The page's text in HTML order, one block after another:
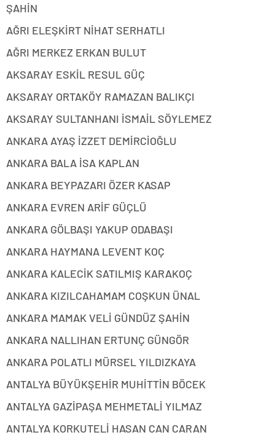
ŞAHİN
AĞRI ELEŞKİRT NİHAT SERHATLI
AĞRI MERKEZ ERKAN BULUT
AKSARAY ESKİL RESUL GÜÇ
AKSARAY ORTAKÖY RAMAZAN BALIKÇI
AKSARAY SULTANHANI İSMAİL SÖYLEMEZ
ANKARA AYAŞ İZZET DEMİRCİOĞLU
ANKARA BALA İSA KAPLAN
ANKARA BEYPAZARI ÖZER KASAP
ANKARA EVREN ARİF GÜÇLÜ
ANKARA GÖLBAŞI YAKUP ODABAŞI
ANKARA HAYMANA LEVENT KOÇ
ANKARA KALECİK SATILMIŞ KARAKOÇ
ANKARA KIZILCAHAMAM COŞKUN ÜNAL
ANKARA MAMAK VELİ GÜNDÜZ ŞAHİN
ANKARA NALLIHAN ERTUNÇ GÜNGÖR
ANKARA POLATLI MÜRSEL YILDIZKAYA
ANTALYA BÜYÜKŞEHİR MUHİTTİN BÖCEK
ANTALYA GAZİPAŞA MEHMETALİ YILMAZ
ANTALYA KORKUTELİ HASAN CAN CARAN